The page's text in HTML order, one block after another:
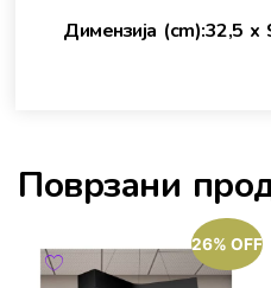
Димензија (cm):32,5 x
Поврзани
26% OFF